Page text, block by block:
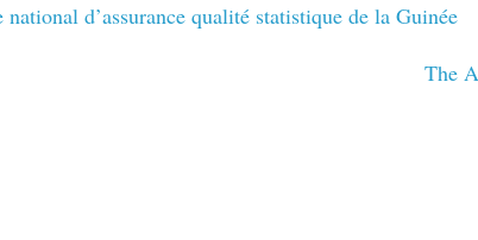
d’assurance qualité statistique de la Guinée
The